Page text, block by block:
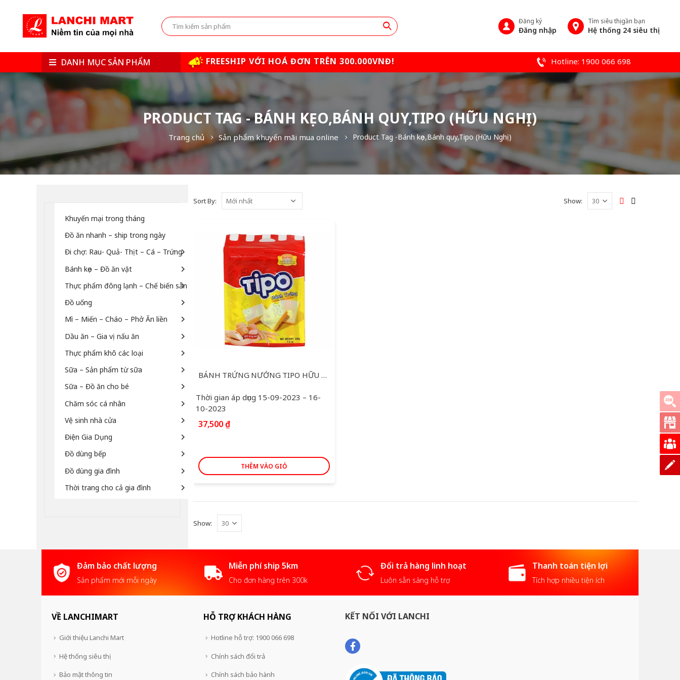
Đăng ký
Đăng nhập
Tìm siêu thị gần bạn
Hệ thống 24 siêu thị
DANH MỤC SẢN PHẨM FREESHIP VỚI HOÁ ĐƠN TRÊN 300.000VNĐ! Hotline: 1900 066 698
PRODUCT TAG - BÁNH KẸO,BÁNH QUY,TIPO (HỮU NGHỊ)
Trang chủ Sản phẩm khuyến mãi mua online Product Tag -Bánh kẹo,Bánh quy,Tipo (Hữu Nghị)
Sort By: Show:
BÁNH TRỨNG NƯỚNG TIPO HỮU NGHỊ 220G
Thời gian áp dụng 15-09-2023 – 16-
10-2023
37,500₫
THÊM VÀO GIỎ
Show:
Khuyến mại trong tháng
Đồ ăn nhanh – ship trong ngày
Đi chợ: Rau- Quả- Thịt – Cá – Trứng
Bánh kẹo – Đồ ăn vặt
Thực phẩm đông lạnh – Chế biến sẵn
Đồ uống
Mì – Miến – Cháo – Phở Ăn liền
Dầu ăn – Gia vị nấu ăn
Thực phẩm khô các loại
Sữa – Sản phẩm từ sữa
Sữa – Đồ ăn cho bé
Chăm sóc cá nhân
Vệ sinh nhà cửa
Điện Gia Dụng
Đồ dùng bếp
Đồ dùng gia đình
Thời trang cho cả gia đình
Đảm bảo chất lượng
Sản phẩm mới mỗi ngày
Miễn phí ship 5km
Cho đơn hàng trên 300k
Đổi trả hàng linh hoạt
Luôn sẵn sàng hỗ trợ
Thanh toán tiện lợi
Tích hợp nhiều tiện ích
VỀ LANCHIMART
Giới thiệu Lanchi Mart
Hệ thống siêu thị
Bảo mật thông tin
HỖ TRỢ KHÁCH HÀNG
Hotline hỗ trợ: 1900 066 698
Chính sách đổi trả
Chính sách bảo hành
KẾT NỐI VỚI LANCHI